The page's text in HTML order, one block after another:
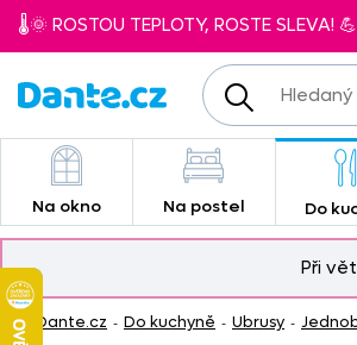
🌡️🌞 ROSTOU TEPLOTY, ROSTE SLEVA!
Na okno Na postel Do
Při
Dante.cz - Do kuchyně - Ubrusy -